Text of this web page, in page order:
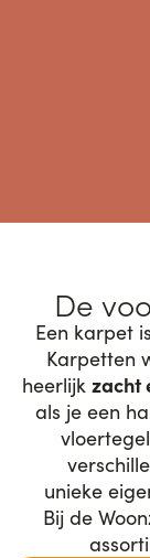
De
Een karpet
Karpetten
heerlijk zacht
als je een
unieke
Bij de